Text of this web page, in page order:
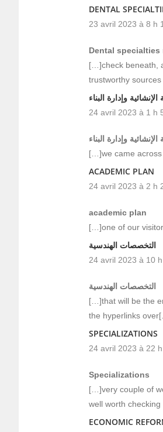
DENTAL
23 avril 2023 à 8 h
Dental specialties
[…]check beneath,
trustworthy
وإدارة البناء
24 avril 2023 à 1 h
الإنشائية وإدارة البناء
[…]we came across
ACADEMIC PLAN
24 avril 2023 à 2 h
academic plan
[…]one of our
التخصصات الهندسية
24 avril 2023 à 10
التخصصات الهندسية
[…]that will be the
the hyperlinks
SPECIALIZATIONS
24 avril 2023 à 22
Specializations
[…]very couple of
well worth
ECONOMIC